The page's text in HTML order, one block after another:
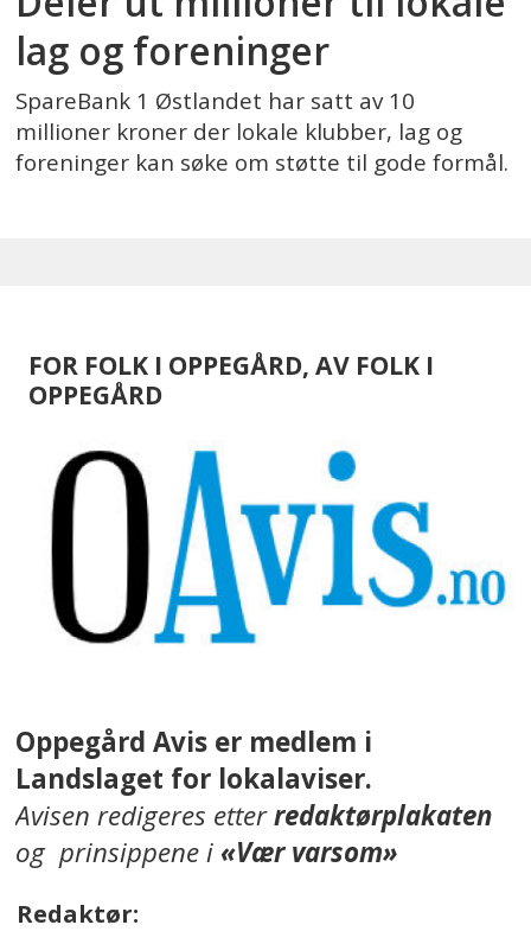
lag og foreninger
SpareBank 1 Østlandet har satt av 10
millioner kroner der lokale klubber, lag og
foreninger kan søke om støtte til gode formål.
FOR FOLK I OPPEGÅRD, AV FOLK I
OPPEGÅRD
Oppegård Avis er medlem i
Landslaget for lokalaviser.
Avisen redigeres etterredaktørplakaten
og prinsippene i«Vær varsom»
Redaktør: